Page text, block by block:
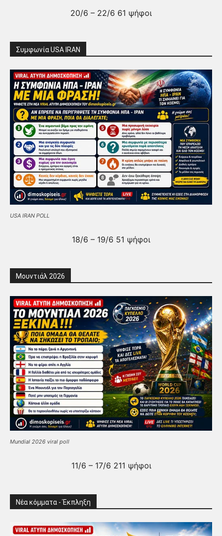
20/6 – 22/6 61 ψήφοι
Συμφωνία USA IRAN
USA IRAN POLL
18/6 – 19/6 51 ψήφοι
Μουντιάλ 2026
Mundial 2026 viral poll
11/6 – 17/6 211 ψήφοι
Νέα κόμματα - Έκπληξη